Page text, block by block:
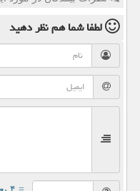
لطفا شما همنظر دهید